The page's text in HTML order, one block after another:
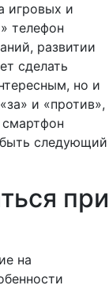
игровых и
телефон
развитии
сделать
но и
и «против»,
следующий
при
на